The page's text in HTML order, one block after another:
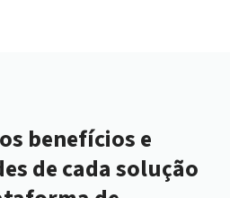
benefícios e
de cada solução